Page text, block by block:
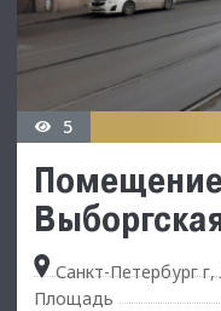
5
Санкт-Петербург г,
Площадь